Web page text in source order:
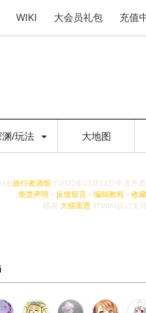
WIKI 大会员礼包 充值
渊/玩法 大地图
由旅行者酒馆于2020年03月14日申请开通
免责声明 • 反馈留言 • 编辑教程 • 收
感谢 大猫雷恩 对WIKI设计支